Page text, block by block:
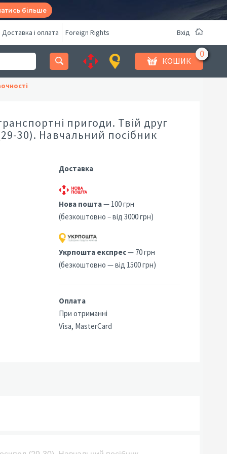
більше
Доставка і оплата Foreign Rights Вхід
КОШИК
пригоди. Твій друг
30). Навчальний посібник
Доставка
Нова пошта— 100 грн
(безкоштовно – від 3000 грн)
Укрпошта експрес— 70 грн
(безкоштовно — від 1500 грн)
Оплата
При отриманні
Visa, MasterCard